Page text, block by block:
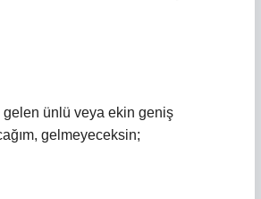
gelen ünlü veya ekin geniş
gelmeyeceksin;